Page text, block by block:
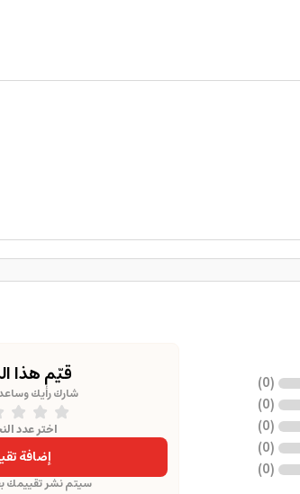
(
0
)
(
0
)
(
0
)
(
0
)
(
0
)
قيّم هذا
شارك رأيك
اختر عدد
إضافة
سيتم نشر تقييمك